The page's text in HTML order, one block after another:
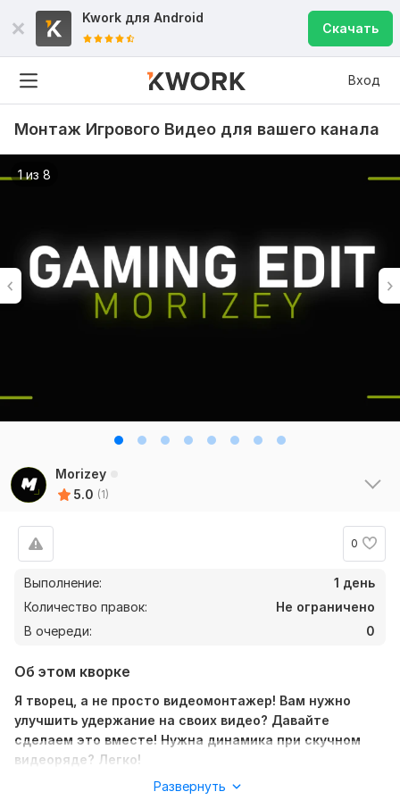
Kwork для Android
Скачать
Вход
Монтаж Игрового Видео для вашего канала
1 из 8
Morizey
5.0 (1)
0
Выполнение:
1 день
Количество правок:
Не ограничено
В очереди:
0
Об этом кворке
Я творец, а не просто видеомонтажер! Вам нужно
улучшить удержание на своих видео? Давайте
сделаем это вместе! Нужна динамика при скучном
видеоряде? Легко!
Развернуть